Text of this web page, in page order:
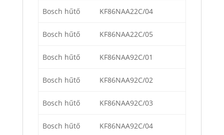
Bosch hűtő KF86NAA22C/04
Bosch hűtő KF86NAA22C/05
Bosch hűtő KF86NAA92C/01
Bosch hűtő KF86NAA92C/02
Bosch hűtő KF86NAA92C/03
Bosch hűtő KF86NAA92C/04